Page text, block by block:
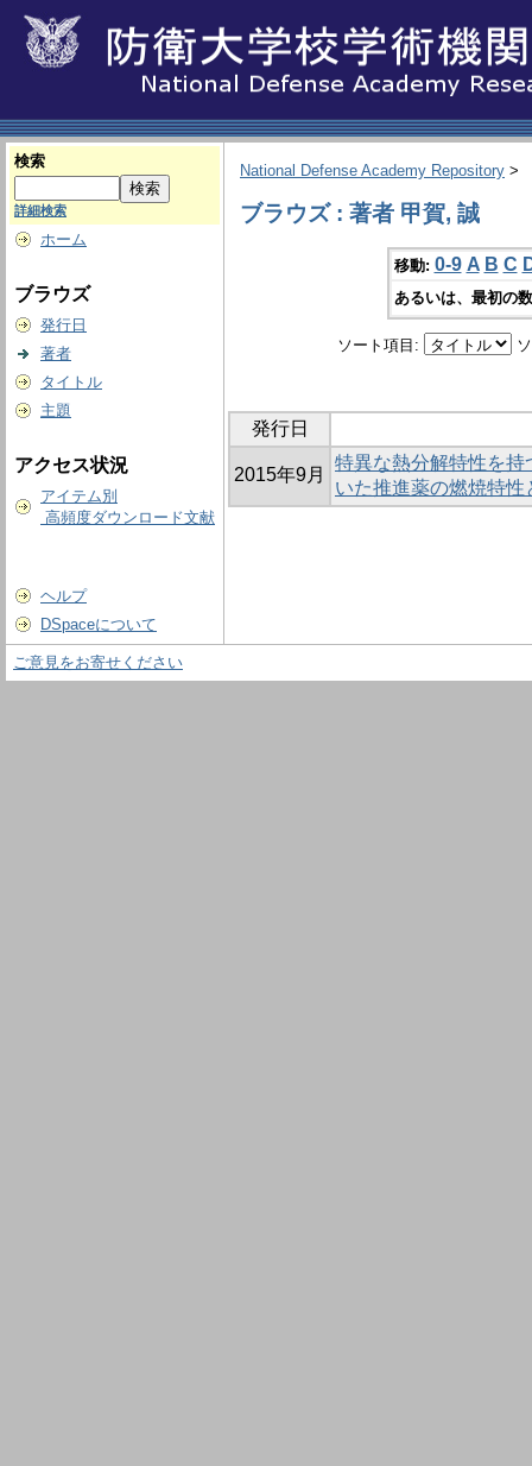
検索
詳細検索
ホーム
ブラウズ
発行日
著者
タイトル
主題
アクセス状況
アイテム別
高頻度ダウンロード文献
ヘルプ
DSpaceについて
National Defense Academy Repository >
ブラウズ : 著者 甲賀, 誠
移動: 0-9 A B C
あるいは、最初の
ソート項目:
発行日
2015年9月
特異な熱分解特性を
いた推進薬の燃焼特性
ご意見をお寄せください